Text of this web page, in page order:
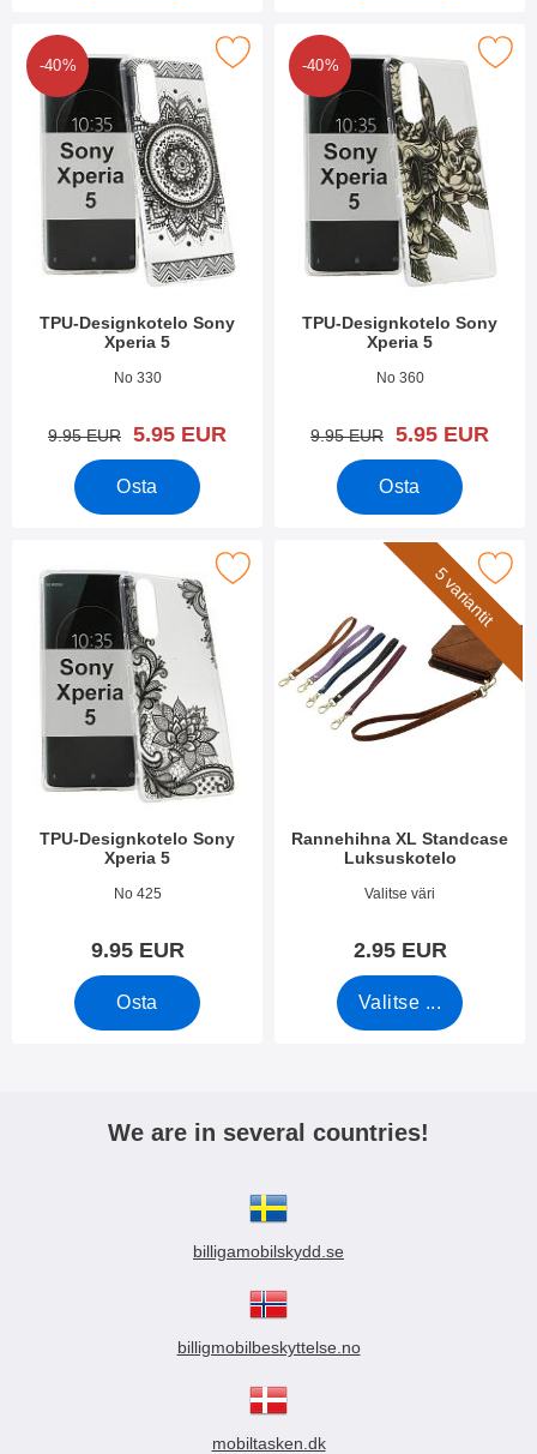
-40%
TPU-Designkotelo Sony
Xperia 5
Tuote.nro 34158
No 330
vanha hinta
9.95 EUR uusi hinta
5.95 EUR
Osta
Merkitse tPU-Designkotelo Sony Xperia 5 suosikiksi
-40%
TPU-Designkotelo Sony
Xperia 5
Tuote.nro 34157
No 360
vanha hinta
9.95 EUR uusi hinta
5.95 EUR
Osta
Merkitse tPU-Designkotelo
TPU-Designkotelo Sony
Xperia 5
Tuote.nro 34132
No 425
9.95 EUR
Osta
Merkitse tPU-Designkotelo Sony Xperia 5 suosikiksi5 variantit
Rannehihna XL Standcase
Luksuskotelo
Tuote.nro 50276
Valitse väri
2.95 EUR
Valitse ...
Merkitse rannehihna XL
We are in several countries!
billigamobilskydd.se
billigmobilbeskyttelse.no
mobiltasken.dk